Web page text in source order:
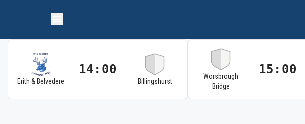
Erith & Belvedere
14:00
Billingshurst
Worsbrough
Bridge
15:00